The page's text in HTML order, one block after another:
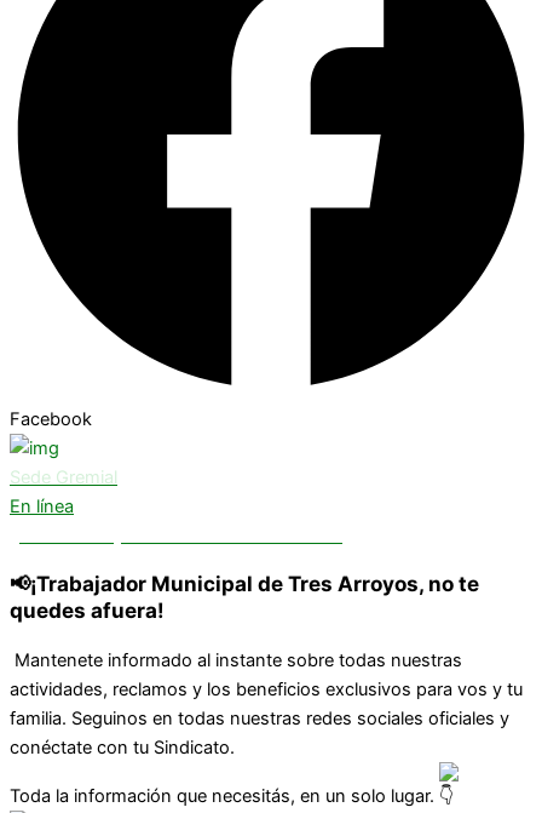
Facebook
Sede Gremial
En línea
📢¡Trabajador Municipal de Tres Arroyos, no te
quedes afuera!
Mantenete informado al instante sobre todas nuestras
actividades, reclamos y los beneficios exclusivos para vos y tu
familia. Seguinos en todas nuestras redes sociales oficiales y
conéctate con tu Sindicato.
Toda la información que necesitás, en un solo lugar.